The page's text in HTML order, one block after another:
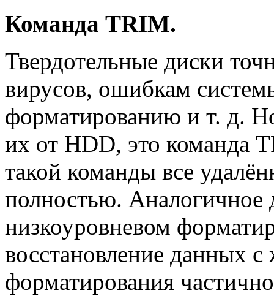
Команда TRIM.
Твердотельные диски
вирусов, ошибкам
форматированию и т. д.
их от HDD, это команда
такой команды все
полностью. Аналогичное
низкоуровневом
восстановление данных
форматирования